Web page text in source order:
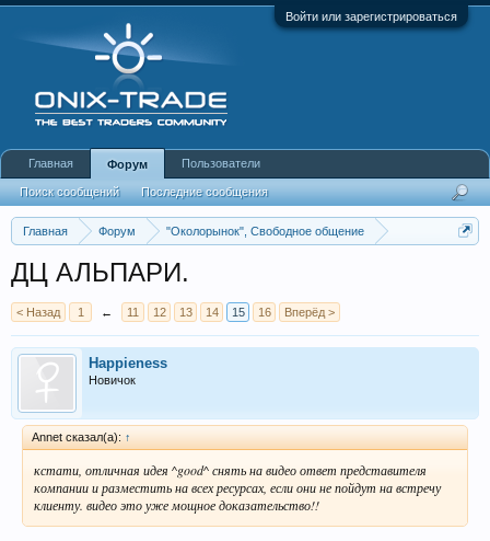
Войти или зарегистрироваться
Главная Форум
"Околорынок", Свободное общение
ДЦ АЛЬПАРИ.
< Назад 1 ← 11 12 13 14 15 16 Вперёд >
Happieness
Новичок
Annet сказал(а): ↑
кстати, отличная идея ^good^ снять на видео ответ представителя
компании и разместить на всех ресурсах, если они не пойдут на встречу
клиенту. видео это уже мощное доказательство!!
Главная Форум
Поиск сообщений Последние сообщения
Пользователи